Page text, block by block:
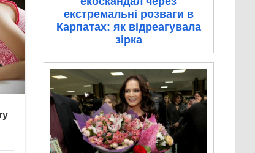
екстремальні розваги в
Карпатах: як відреагувала
зірка